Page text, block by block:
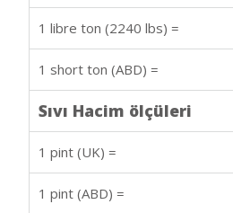
1 libre ton (2240 lbs) =
1 short ton (ABD) =
Sıvı Hacim ölçüleri
1 pint (UK) =
1 pint (ABD) =